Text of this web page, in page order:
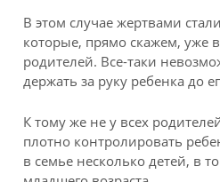
В этом случае жертвами
которые, прямо скажем, уже
родителей. Все-таки
держать за руку ребенка до
К тому же не у всех
плотно контролировать
в семье несколько детей, в